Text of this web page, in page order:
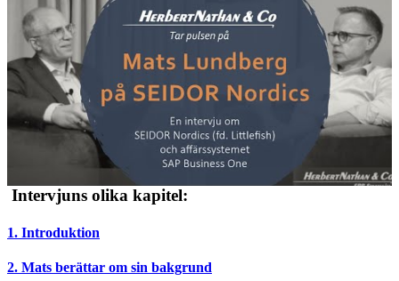
Intervjuns olika kapitel:
1. Introduktion
2. Mats berättar om sin bakgrund